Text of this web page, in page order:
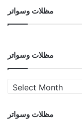
مظلات وسواتر
مظلات وسواتر
مظلات
وسواتر
مظلات وسواتر